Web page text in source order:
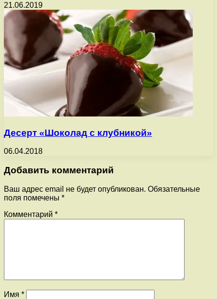
21.06.2019
Десерт «Шоколад с клубникой»
06.04.2018
Добавить комментарий
Ваш адрес email не будет опубликован. Обязательные
поля помечены *
Комментарий *
Имя *